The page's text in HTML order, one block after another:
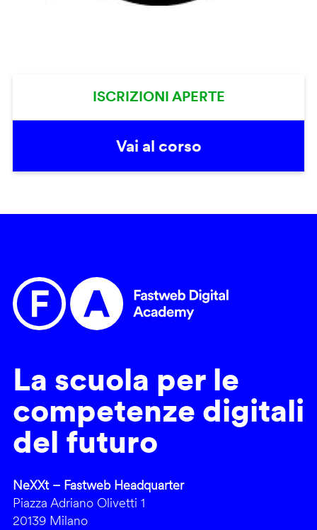
ISCRIZIONI APERTE
Vai al corso
La scuola per le
competenze digitali
del futuro
NeXXt – Fastweb Headquarter
Piazza Adriano Olivetti 1
20139 Milano